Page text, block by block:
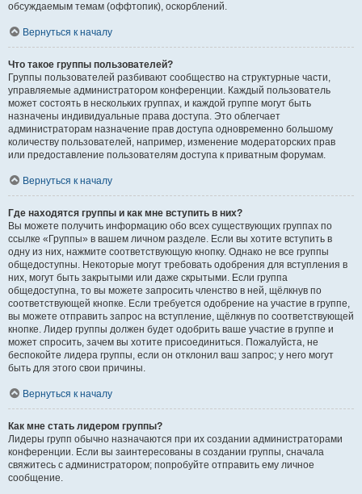
обсуждаемым темам (оффтопик), оскорблений.
Вернуться к началу
Что такое группы пользователей?
Группы пользователей разбивают сообщество на структурные части,
управляемые администратором конференции. Каждый пользователь
может состоять в нескольких группах, и каждой группе могут быть
назначены индивидуальные права доступа. Это облегчает
администраторам назначение прав доступа одновременно большому
количеству пользователей, например, изменение модераторских прав
или предоставление пользователям доступа к приватным форумам.
Вернуться к началу
Где находятся группы и как мне вступить в них?
Вы можете получить информацию обо всех существующих группах по
ссылке «Группы» в вашем личном разделе. Если вы хотите вступить в
одну из них, нажмите соответствующую кнопку. Однако не все группы
общедоступны. Некоторые могут требовать одобрения для вступления в
них, могут быть закрытыми или даже скрытыми. Если группа
общедоступна, то вы можете запросить членство в ней, щёлкнув по
соответствующей кнопке. Если требуется одобрение на участие в группе,
вы можете отправить запрос на вступление, щёлкнув по соответствующей
кнопке. Лидер группы должен будет одобрить ваше участие в группе и
может спросить, зачем вы хотите присоединиться. Пожалуйста, не
беспокойте лидера группы, если он отклонил ваш запрос; у него могут
быть для этого свои причины.
Вернуться к началу
Как мне стать лидером группы?
Лидеры групп обычно назначаются при их создании администраторами
конференции. Если вы заинтересованы в создании группы, сначала
свяжитесь с администратором; попробуйте отправить ему личное
сообщение.